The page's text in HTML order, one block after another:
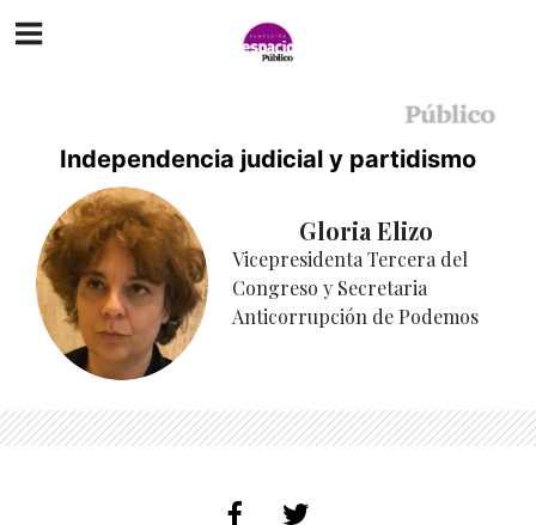
Independencia judicial y partidismo
Gloria Elizo
Vicepresidenta Tercera del
Congreso y Secretaria
Anticorrupción de Podemos